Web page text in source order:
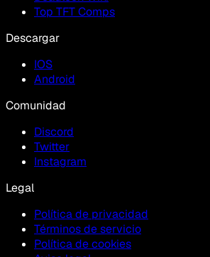
Top TFT Comps
Descargar
IOS
Android
Comunidad
Discord
Twitter
Instagram
Legal
Política de privacidad
Términos de servicio
Política de cookies